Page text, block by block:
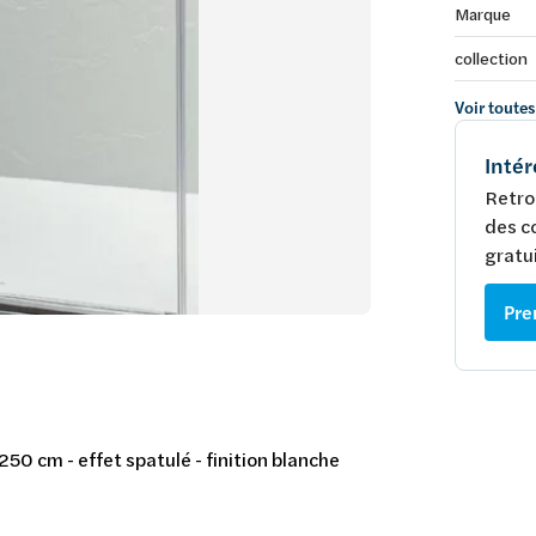
Marque
collection
Voir
des
cm - effet spatulé - finition blanche